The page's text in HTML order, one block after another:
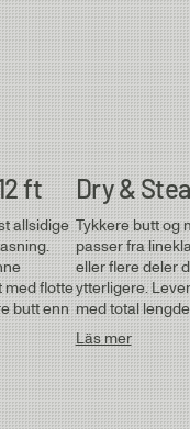
ft
allsidige
med flotte
butt enn
Dry &
Tykkere butt og
passer fra
eller flere deler
ytterligere.
med total
Läs mer